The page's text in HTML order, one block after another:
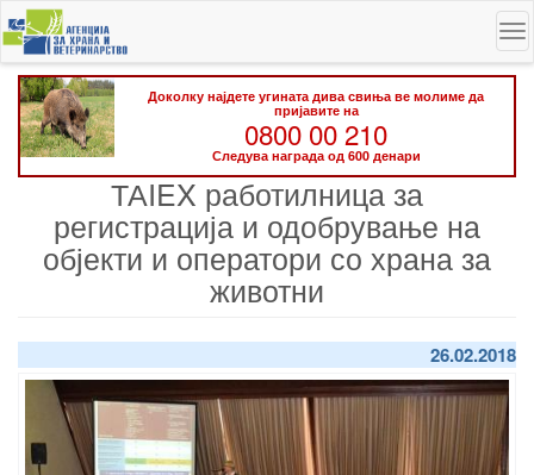
Skip
to
main
content
Доколку најдете угината дива свиња ве молиме да
пријавите на
0800 00 210
Следува награда од 600 денари
ТАIEX работилница за
регистрација и одобрување на
објекти и оператори со храна за
животни
26.02.2018